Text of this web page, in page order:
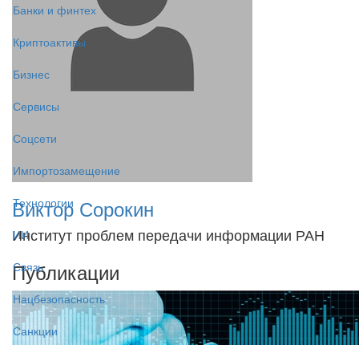
Банки и финтех
Криптоактивы
Бизнес
Сервисы
Соцсети
Импортозамещение
Технологии
ИИ
Связь
Нацбезопасность
Санкции
Виктор Сорокин
Институт проблем передачи информации РАН
Публикации